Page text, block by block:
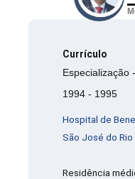
Currículo
Especialização
1994 - 1995
Hospital de
São José do
Residência